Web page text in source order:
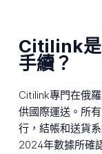
Citilink是
手續？
Citilink專門在俄
供國際運送。所
行，結帳和送貨
2024年數據所確